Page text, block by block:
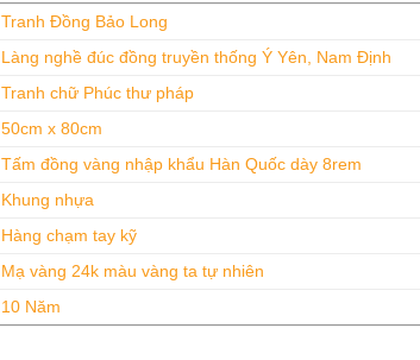
Tranh Đồng Bảo Long
Làng nghề đúc đồng truyền thống Ý Yên, Nam Định
Tranh chữ Phúc thư pháp
50cm x 80cm
Tấm đồng vàng nhập khẩu Hàn Quốc dày 8rem
Khung nhựa
Hàng chạm tay kỹ
Mạ vàng 24k màu vàng ta tự nhiên
10 Năm